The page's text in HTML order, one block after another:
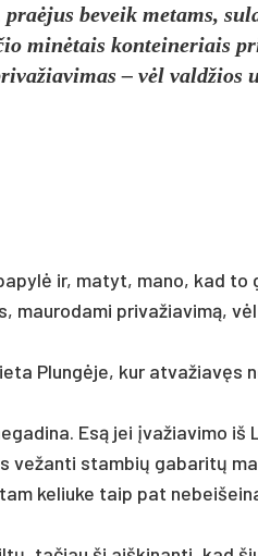
be­veik me­tams,
minė­tais kon­tei­ne­riais
– vėl vald­žios
ir, ma­tyt, ma­no, kad to
mau­ro­da­mi pri­va­žia­vimą,
Plungė­je, kur at­va­žiavęs
Esą jei įva­žia­vi­mo iš
ve­žan­ti stam­bių ga­ba­ritų
ke­liu­ke taip pat